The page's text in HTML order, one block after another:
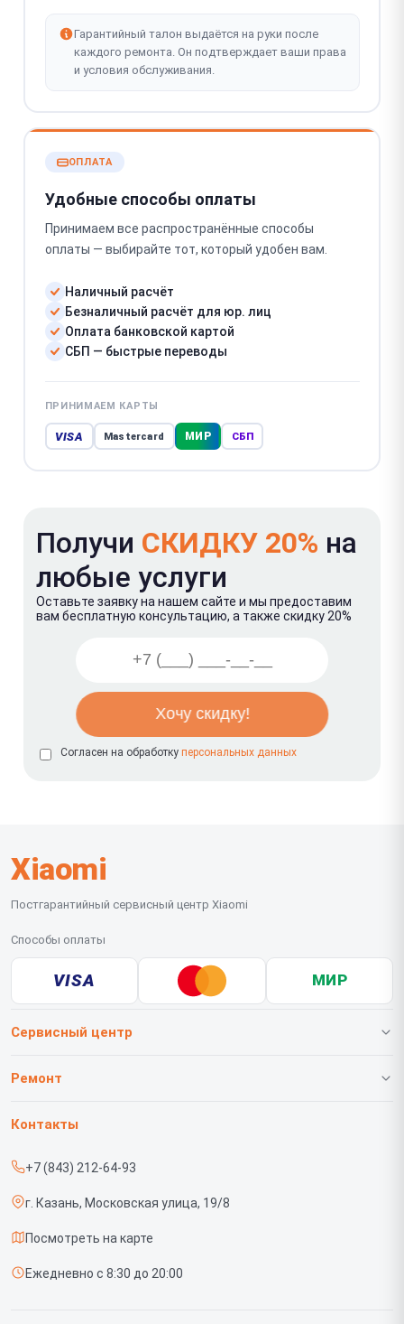
Гарантийный талон выдаётся на руки после
каждого ремонта. Он подтверждает ваши права
и условия обслуживания.
ОПЛАТА
Удобные способы оплаты
Принимаем все распространённые способы
оплаты — выбирайте тот, который удобен вам.
Наличный расчёт
Безналичный расчёт для юр. лиц
Оплата банковской картой
СБП — быстрые переводы
ПРИНИМАЕМ КАРТЫ
VISA Mastercard МИР СБП
Получи СКИДКУ 20% на
любые услуги
Оставьте заявку на нашем сайте и мы предоставим
вам бесплатную консультацию, а также скидку 20%
Согласен на обработку персональных данных
Xiaomi
Постгарантийный сервисный центр Xiaomi
Способы оплаты
VISA МИР
Сервисный центр
О нашем сервисе
Срочный ремонт
Доставка и способы оплаты
Диагностика
Контакты
Ремонт
Телефонов
Контакты
+7 (843) 212-64-93
г. Казань, Московская улица, 19/8
Посмотреть на карте
Ежедневно с 8:30 до 20:00